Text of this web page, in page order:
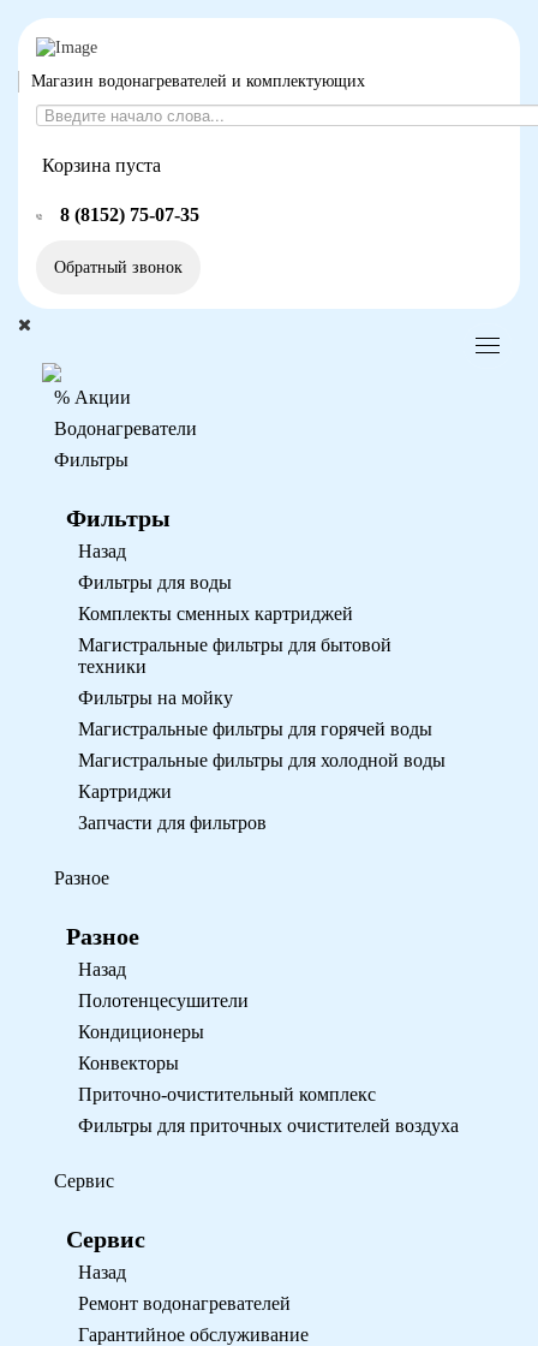
Магазин водонагревателей и комплектующих
Корзина пуста
8 (8152) 75-07-35
Обратный звонок
% Акции
Водонагреватели
Фильтры
Фильтры
Назад
Фильтры для воды
Комплекты сменных картриджей
Магистральные фильтры для бытовой
техники
Фильтры на мойку
Магистральные фильтры для горячей воды
Магистральные фильтры для холодной воды
Картриджи
Запчасти для фильтров
Разное
Разное
Назад
Полотенцесушители
Кондиционеры
Конвекторы
Приточно-очистительный комплекс
Фильтры для приточных очистителей воздуха
Сервис
Сервис
Назад
Ремонт водонагревателей
Гарантийное обслуживание